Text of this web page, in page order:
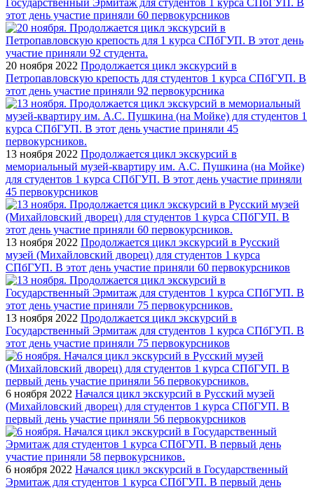
этот день участие приняли 60 первокурсников
20 ноября 2022 Продолжается цикл экскурсий в
Петропавловскую крепость для студентов 1 курса СПбГУП. В
этот день участие приняли 92 первокурсника
13 ноября 2022 Продолжается цикл экскурсий в
мемориальный музей-квартиру им. А.С. Пушкина (на Мойке)
для студентов 1 курса СПбГУП. В этот день участие приняли
45 первокурсников
13 ноября 2022 Продолжается цикл экскурсий в Русский
музей (Михайловский дворец) для студентов 1 курса
СПбГУП. В этот день участие приняли 60 первокурсников
13 ноября 2022 Продолжается цикл экскурсий в
Государственный Эрмитаж для студентов 1 курса СПбГУП. В
этот день участие приняли 75 первокурсников
6 ноября 2022 Начался цикл экскурсий в Русский музей
(Михайловский дворец) для студентов 1 курса СПбГУП. В
первый день участие приняли 56 первокурсников
6 ноября 2022 Начался цикл экскурсий в Государственный
Эрмитаж для студентов 1 курса СПбГУП. В первый день